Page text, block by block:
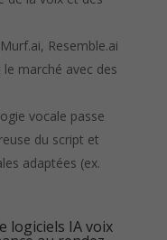
Resemble.ai
marché avec des
vocale passe
du script et
adaptées (ex.
logiciels IA voix